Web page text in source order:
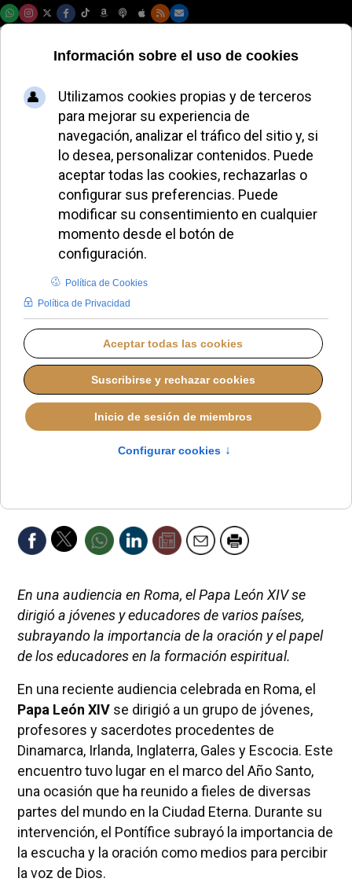
El Papa León XIV
anima a jóvenes y
educadores en
audiencia en Roma
ALMUDENA RODRIGO PAPA LEÓN XIV
En una audiencia en Roma, el Papa León XIV se
dirigió a jóvenes y educadores de varios países,
subrayando la importancia de la oración y el papel
de los educadores en la formación espiritual.
En una reciente audiencia celebrada en Roma, el
Papa León XIVse dirigió a un grupo de jóvenes,
profesores y sacerdotes procedentes de
Dinamarca, Irlanda, Inglaterra, Gales y Escocia. Este
encuentro tuvo lugar en el marco del Año Santo,
una ocasión que ha reunido a fieles de diversas
partes del mundo en la Ciudad Eterna. Durante su
intervención, el Pontífice subrayó la importancia de
la escucha y la oración como medios para percibir
la voz de Dios.